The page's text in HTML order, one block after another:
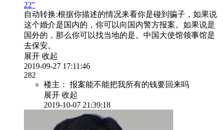
22"
自动转换:根据你描述的情况来看你是碰到骗子，如果说
这个婚介是国内的，你可以向国内警方报案。如果说是
国外的，那么你可以找当地的是。中国大使馆领事馆是
去保安。
展开 收起
2019-09-27 17:11:46
282
楼主：
报案能不能把我所有的钱要回来吗
展开 收起
2019-10-07 21:39:18